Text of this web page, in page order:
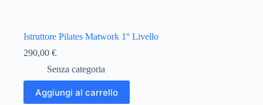
Istruttore Pilates Matwork 1° Livello
290,00 €
Senza categoria
Aggiungi al carrello